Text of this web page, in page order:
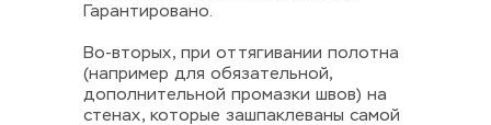
Гарантировано.
Во-вторых, при оттягивании полотна
(например для обязательной,
дополнительной промазки швов) на
стенах, которые зашпаклеваны самой